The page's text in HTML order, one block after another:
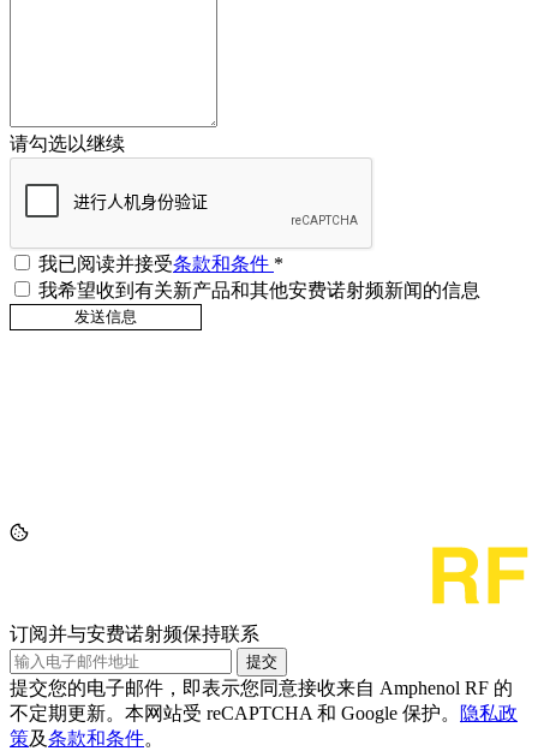
请勾选以继续
我已阅读并接受条款和条件 *
我希望收到有关新产品和其他安费诺射频新闻的信息
订阅并与安费诺射频保持联系
提交
提交您的电子邮件，即表示您同意接收来自 Amphenol RF 的
不定期更新。本网站受 reCAPTCHA 和 Google 保护。
隐私政
策及条款和条件。